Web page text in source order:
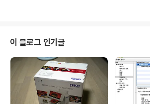
니다.그리고 밑에 은색으로 빛나는 고정고리를 달려면 se
atpost를 분리해야됩니다.장착하기 정말 귀잖죠.조정고리
는 장착후 육각으로 조여주면 됩니다.고정고리는 24.5-3
4.9mm까지 3개가 들어 있습니다.seatpost에 상처나지
말라고 고무쪼가리(?)도 들어 있습니다.장착고리에 레버를
감궜다 풀었다 하면서..
이 블로그 인기글